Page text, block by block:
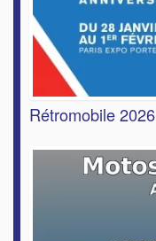
Rétromobile 2026